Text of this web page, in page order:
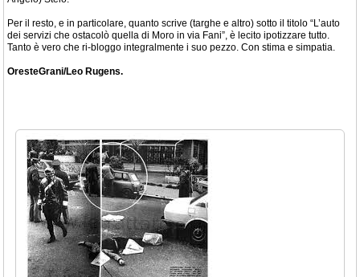
Per il resto, e in particolare, quanto scrive (targhe e altro) sotto il titolo “L’auto
dei servizi che ostacolò quella di Moro in via Fani”, è lecito ipotizzare tutto.
Tanto è vero che ri-bloggo integralmente i suo pezzo. Con stima e simpatia.
OresteGrani/Leo Rugens.